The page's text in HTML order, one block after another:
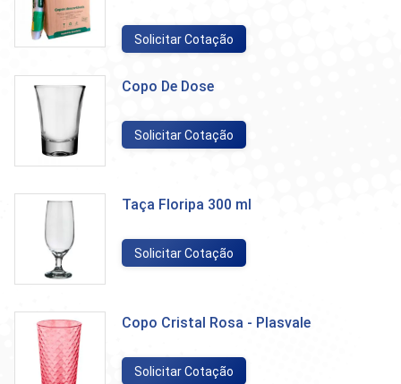
Solicitar Cotação
Copo De Dose
Solicitar Cotação
Taça Floripa 300 ml
Solicitar Cotação
Copo Cristal Rosa - Plasvale
Solicitar Cotação